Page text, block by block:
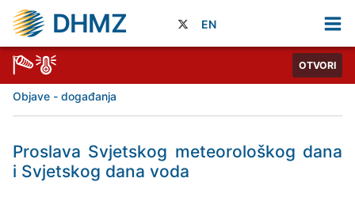
DHMZ EN
OTVORI
Objave - događanja
Proslava Svjetskog meteorološkog dana
i Svjetskog dana voda